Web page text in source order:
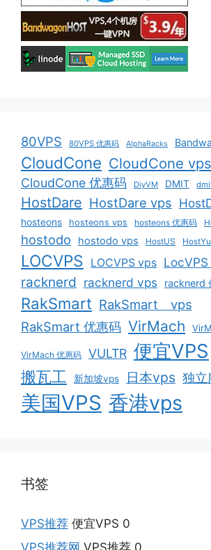
80VPS 80VPS 优惠码 AlphaRacks
CloudCone CloudCone vps
CloudCone 优惠码 DiyVM DMIT
HostDare HostDare vps
hosteons hosteons vps hosteons 优惠码
hostodo hostodo vps HostUS
LOCVPS LOCVPS vps
racknerd racknerd vps racknerd
RakSmart RakSmart vps
RakSmart 优惠码 VirMach
VirMach 优惠码 VULTR 便宜VPS
搬瓦工
新加坡vps 日本vps 独立
美国VPS 香港vps
书签
VPS推荐 便宜VPS 0
VPS推荐网 VPS推荐 0